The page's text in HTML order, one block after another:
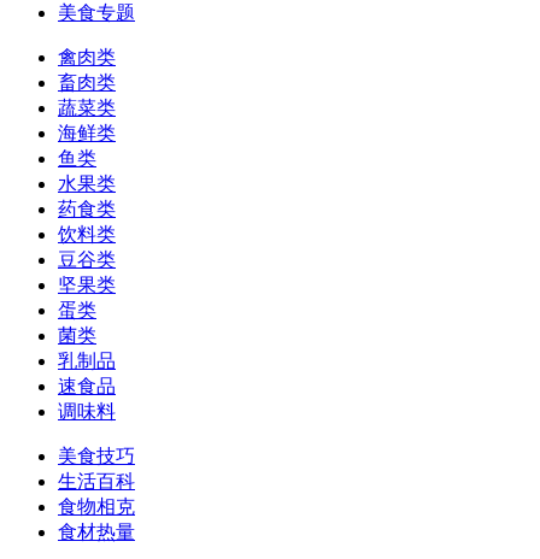
美食专题
禽肉类
畜肉类
蔬菜类
海鲜类
鱼类
水果类
药食类
饮料类
豆谷类
坚果类
蛋类
菌类
乳制品
速食品
调味料
美食技巧
生活百科
食物相克
食材热量